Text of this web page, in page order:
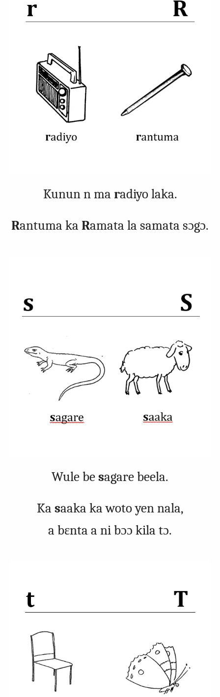
Kunun n ma radiyo laka.
Rantuma ka Ramata la samata sɔgɔ.
Wule besagare beela.
Ka saaka ka woto yen nala,
a bɛnta a ni bɔɔ kila tɔ.